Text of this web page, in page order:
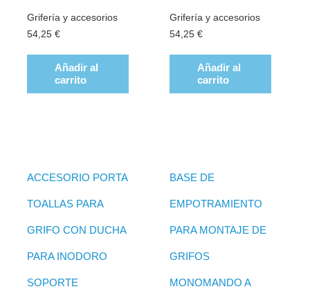
Grifería y accesorios
54,25€
Añadir al
carrito
Grifería y accesorios
54,25 €
Añadir al
carrito
ACCESORIO PORTA
TOALLAS PARA
GRIFO CON DUCHA
PARA INODORO
SOPORTE
BASE DE
EMPOTRAMIENTO
PARA MONTAJE DE
GRIFOS
MONOMANDO A